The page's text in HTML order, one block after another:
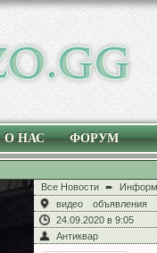
О НАС ФОРУМ
Все Новости ➨
видео
объявления
24.09.2020 в 9:05
Антиквар